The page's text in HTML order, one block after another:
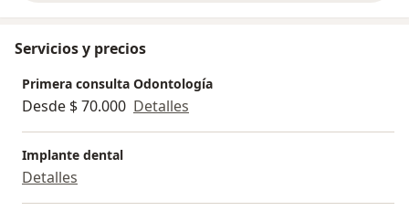
Servicios y precios
Primera consulta Odontología
Desde $ 70.000 Detalles
Implante dental
Detalles